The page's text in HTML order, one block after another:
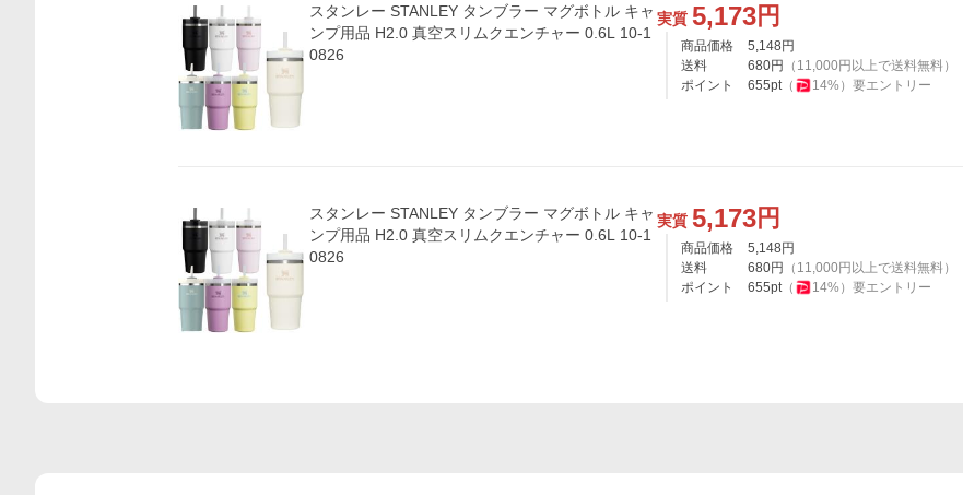
スタンレー STANLEY タンブラー マグボトル キャ
ンプ用品 H2.0 真空スリムクエンチャー 0.6L 10-1
0826
実質 5,173円
商品価格 5,148 円
送料
680円 （ 11,000 円以上で送料無料）
ポイント
655pt（ 14%） 要エントリー
スタンレー STANLEY タンブラー マグボトル キャ
ンプ用品 H2.0 真空スリムクエンチャー 0.6L 10-1
0826
実質 5,173円
商品価格 5,148 円
送料
680円 （ 11,000 円以上で送料無料）
ポイント
655pt（ 14%） 要エントリー